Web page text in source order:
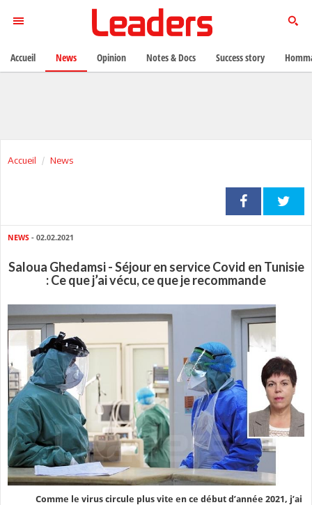
Accueil News
NEWS - 02.02.2021
Saloua Ghedamsi - Séjour en service Covid en Tunisie
: Ce que j’ai vécu, ce que je recommande
Comme le virus circule plus vite en ce début d’année 2021, j’ai
Accueil News Opinion Notes & Docs Success story